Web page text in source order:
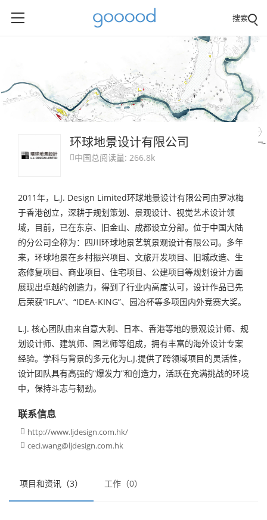
搜索
项目和资讯（3） 工作（0）
环球地景设计有限公司
 中国总阅读量: 266.8k
2011年，L.J. Design Limited环球地景设计有限公司由罗冰梅
于香港创立，深耕于规划策划、景观设计、视觉艺术设计领
域，目前，已在东京、旧金山、成都设立分部。位于中国大陆
的分公司全称为：四川环球地景艺筑景观设计有限公司。多年
来，环球地景在乡村振兴项目、文旅开发项目、旧城改造、生
态修复项目、商业项目、住宅项目、公建项目等规划设计方面
展现出卓越的创造力，得到了行业内高度认可，设计作品已先
后荣获“IFLA”、“IDEA-KING”、园冶杯等多项国内外竞赛大奖。
L.J. 核心团队由来自意大利、日本、香港等地的景观设计师、规
划设计师、建筑师、园艺师等组成，拥有丰富的海外设计专案
经验。学科与背景的多元化为L.J.提供了跨领域项目的灵活性，
设计团队具有高强的“爆发力”和创造力，活跃在充满挑战的环境
中，保持斗志与韧劲。
联系信息
 http://www.ljdesign.com.hk/
 ceci.wang@ljdesign.com.hk